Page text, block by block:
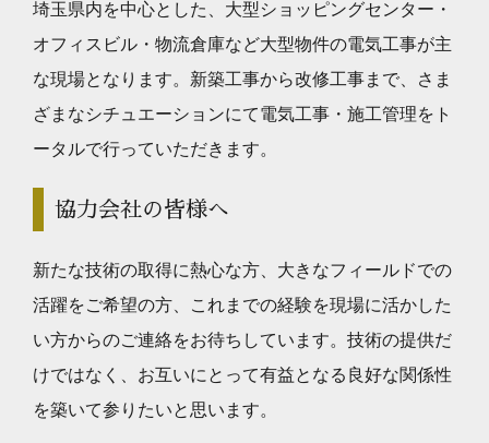
埼玉県内を中心とした、大型ショッピングセンター・
オフィスビル・物流倉庫など大型物件の電気工事が主
な現場となります。新築工事から改修工事まで、さま
ざまなシチュエーションにて電気工事・施工管理をト
ータルで行っていただきます。
協力会社の皆様へ
新たな技術の取得に熱心な方、大きなフィールドでの
活躍をご希望の方、これまでの経験を現場に活かした
い方からのご連絡をお待ちしています。技術の提供だ
けではなく、お互いにとって有益となる良好な関係性
を築いて参りたいと思います。